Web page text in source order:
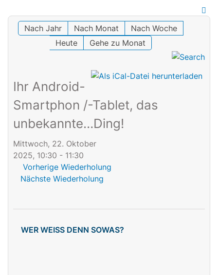
Nach Jahr Nach Monat
Nach Woche
Heute
Gehe zu Monat
Ihr Android-
Smartphon /-Tablet, das
unbekannte…Ding!
Mittwoch, 22. Oktober
2025, 10:30 - 11:30
Vorherige Wiederholung
Nächste Wiederholung
WER WEISS DENN SOWAS?